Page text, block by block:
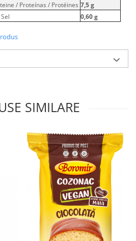
/ Proteínas / Protéines 7,5 g
0,60 g
SIMILARE